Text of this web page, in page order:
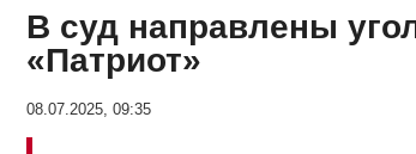
В суд направлены
«Патриот»
08.07.2025, 09:35